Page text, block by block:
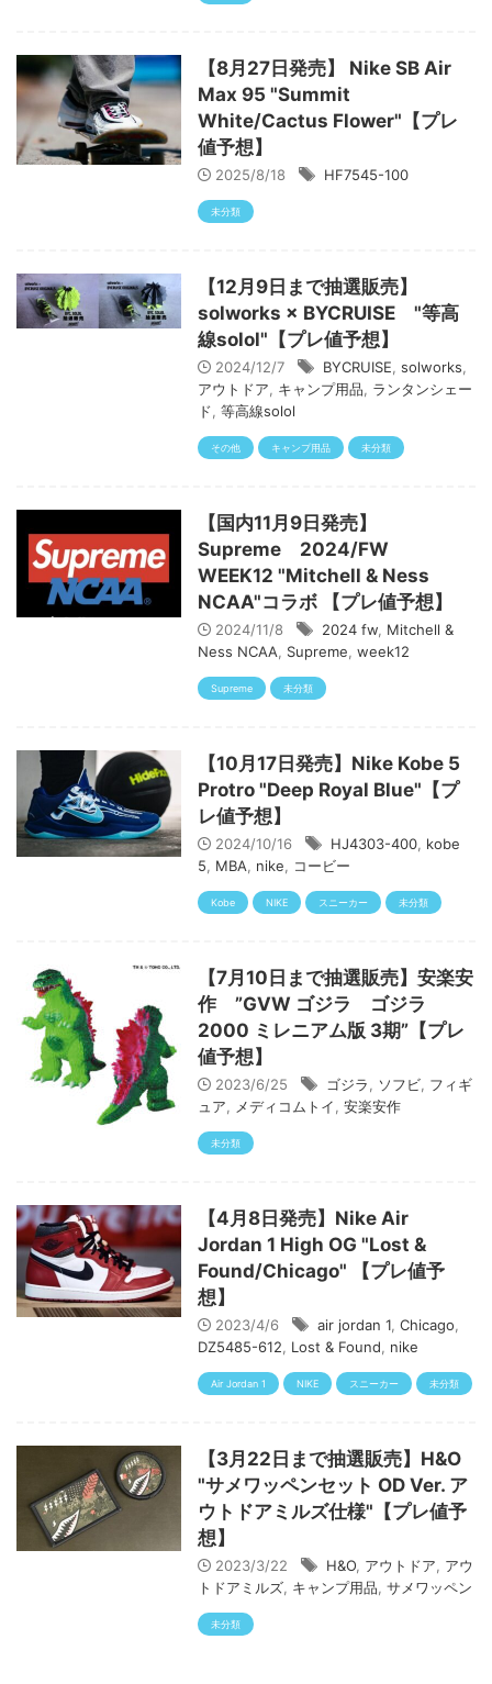
【8月27日発売】 Nike SB Air
Max 95 "Summit
White/Cactus Flower"【プレ
値予想】
2025/8/18 HF7545-100
未分類
【12月9日まで抽選販売】
solworks × BYCRUISE "等高
線solol"【プレ値予想】
2024/12/7 BYCRUISE solworks
アウトドア
キャンプ用品
ランタンシェー
ド 等高線solol
その他 キャンプ用品 未分類
【国内11月9日発売】
Supreme 2024/FW
WEEK12 "Mitchell & Ness
NCAA"コラボ 【プレ値予想】
2024/11/8 2024 fw Mitchell &
Ness NCAA
Supreme week12
Supreme 未分類
【10月17日発売】Nike Kobe 5
Protro "Deep Royal Blue"【プ
レ値予想】
2024/10/16 HJ4303-400 kobe
5
MBA nike コービー
Kobe NIKE スニーカー 未分類
【7月10日まで抽選販売】安楽安
作 ”GVW ゴジラ ゴジラ
2000 ミレニアム版 3期”【プレ
値予想】
2023/6/25 ゴジラ ソフビ フィギ
ュア
メディコムトイ 安楽安作
未分類
【4月8日発売】Nike Air
Jordan 1 High OG "Lost &
Found/Chicago" 【プレ値予
想】
2023/4/6 air jordan 1 Chicago
DZ5485-612
Lost & Found nike
Air Jordan 1 NIKE スニーカー 未分類
【3月22日まで抽選販売】H&O
"サメワッペンセット OD Ver. ア
ウトドアミルズ仕様"【プレ値予
想】
2023/3/22 H&O アウトドア
アウ
トドアミルズ キャンプ用品 サメワッペン
未分類